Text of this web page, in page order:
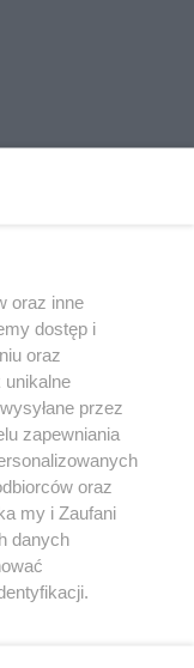
powielany i
jakikolwiek sposób (w
polu
w
użycie lub
prawa,
kary i może być
oraz inne
dostęp i
oraz
unikalne
przez
zapewniania
oraz
my i Zaufani
danych